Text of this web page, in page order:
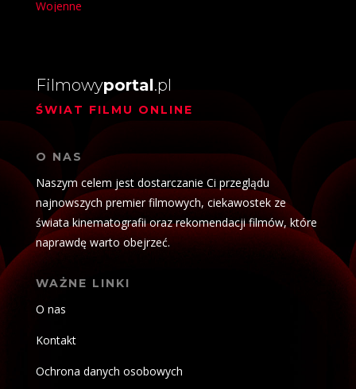
Wojenne
Filmowyportal.pl
ŚWIAT FILMU ONLINE
O NAS
Naszym celem jest dostarczanie Ci przeglądu
najnowszych premier filmowych, ciekawostek ze
świata kinematografii oraz rekomendacji filmów, które
naprawdę warto obejrzeć.
WAŻNE LINKI
O nas
Kontakt
Ochrona danych osobowych